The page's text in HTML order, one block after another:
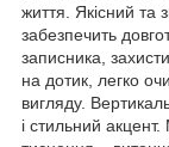
життя. Якісний та
забезпечить
записника,
на дотик, легко
вигляду.
і стильний акцент.